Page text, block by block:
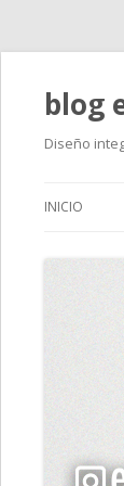
blog
Diseño
INICIO